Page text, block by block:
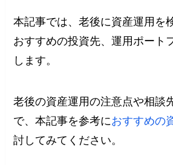
本記事では、老後に資産運用を
おすすめの投資先、運用ポート
します。
老後の資産運用の注意点や相談
で、本記事を参考におすすめの
討してみてください。